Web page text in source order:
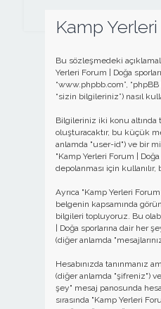
Kamp
Bu sözleşmedeki
Yerleri Forum | Doğa
“www.phpbb.com”,
“sizin bilgileriniz”) nasıl
Bilgileriniz iki konu altında
oluşturacaktır, bu küçük
anlamda "user-id") ve bir
"Kamp Yerleri Forum |
depolanması için
Ayrıca "Kamp Yerleri
belgenin kapsamında
bilgileri topluyoruz. Bu
| Doğa sporlarına dair her
(diğer anlamda
Hesabınızda tanınmanız
(diğer anlamda "şifreniz")
şey" mesaj panosunda
sırasında "Kamp Yerleri